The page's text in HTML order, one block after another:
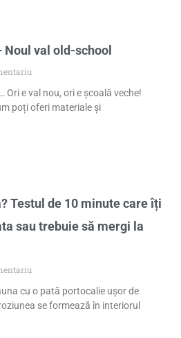
Noul val old-school
Ori e val nou, ori e școală veche!
poți oferi materiale și
Testul de 10 minute care îți
sau trebuie să mergi la
cu o pată portocalie ușor de
se formează în interiorul